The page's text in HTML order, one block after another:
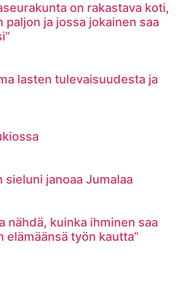
on rakastava koti,
paljon ja jossa jokainen saa
lasten tulevaisuudesta ja
sieluni janoaa Jumalaa
nähdä, kuinka ihminen saa
elämäänsä työn kautta”